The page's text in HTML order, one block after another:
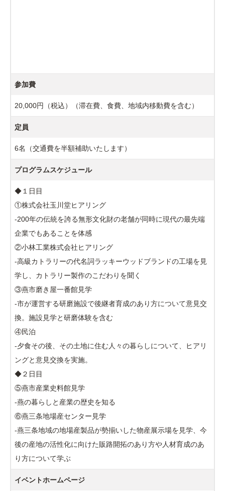
参加費
20,000円（税込）（滞在費、食費、地域内移動費を含む）
定員
6名（交通費を半額補助いたします）
プログラムスケジュール
◆１日目
①株式会社玉川堂ヒアリング
-200年の伝統を誇る無形文化財の老舗が同時に現代の最先端
企業でもあることを体感
②小林工業株式会社ヒアリング
-高級カトラリーの代名詞ラッキーウッドブランドの工場を見
学し、カトラリー製作のこだわりを聞く
③燕市磨き屋一番館見学
-市が運営する研磨施設で後継者育成のあり方について意見交
換。施設見学と研磨体験を含む
④民泊
-夕食その後、その土地に住む人々の暮らしについて、ヒアリ
ングと意見交換を実施。
◆２日目
⑤燕市産業史料館見学
-燕の暮らしと産業の歴史を知る
⑥燕三条地場産センター見学
-燕三条地域の地場産製品が勢揃いした物産展示場を見学、今
後の産地の活性化に向けた販路開拓のあり方や人材育成のあ
り方について学ぶ
イベントホームページ